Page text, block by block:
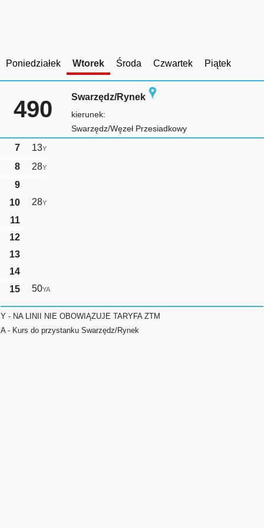
Poniedziałek Wtorek Środa Czwartek Piątek
490 Swarzędz/Rynek
kierunek:
Swarzędz/Węzeł Przesiadkowy
7 13Y
8 28Y
9
10
28Y
11
12
13
14
15
50YA
Y - NA LINII NIE OBOWIĄZUJE TARYFA ZTM
A - Kurs do przystanku Swarzędz/Rynek